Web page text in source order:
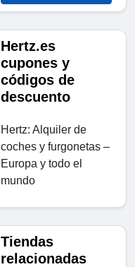
Hertz.es
cupones y
códigos de
descuento
Hertz: Alquiler de
coches y furgonetas –
Europa y todo el
mundo
Tiendas
relacionadas